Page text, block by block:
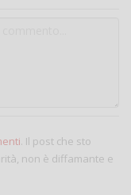
. Il post che sto
non è diffamante e